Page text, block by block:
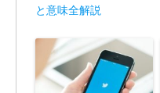
と意味全解説